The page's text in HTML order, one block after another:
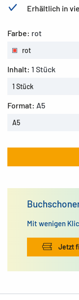
Erhältlich in
Farbe: rot
rot
Inhalt: 1 Stück
1 Stück
Format: A5
A5
Mit wenigen
Jetzt